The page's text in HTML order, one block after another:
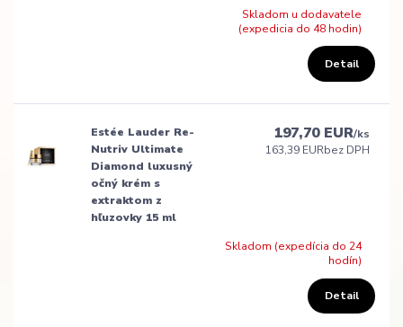
Skladom u dodavatele
(expedicia do 48 hodin)
Detail
Estée Lauder Re-
Nutriv Ultimate
Diamond luxusný
očný krém s
extraktom z
hľuzovky 15 ml
197,70 EUR/ks
163,39 EURbez DPH
Skladom (expedícia do 24
hodín)
Detail